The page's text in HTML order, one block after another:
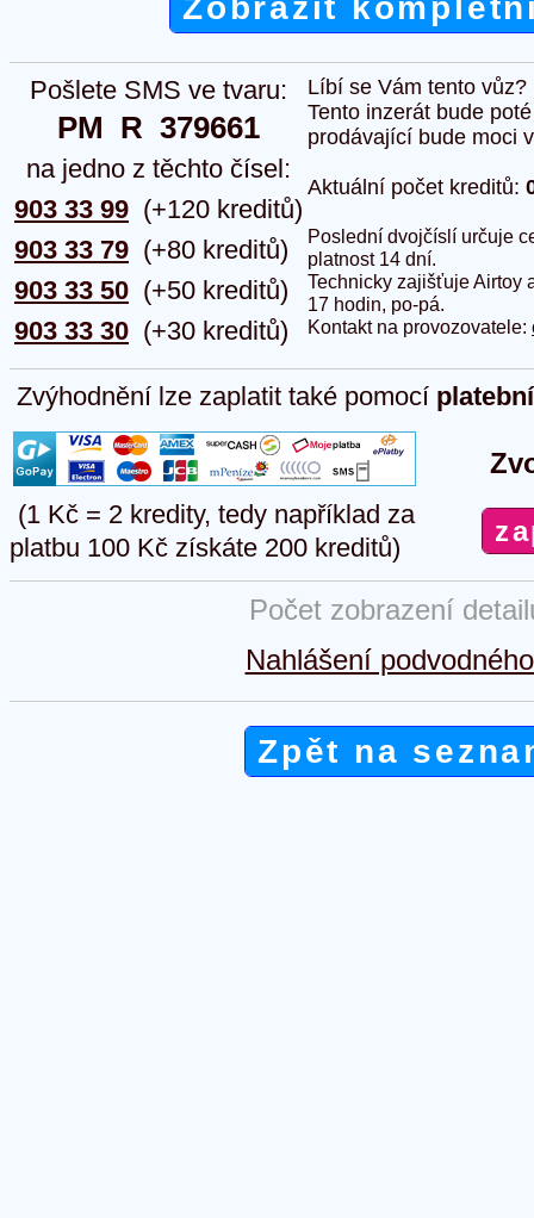
Zobrazit
Pošlete SMS ve tvaru:
PM  R  379661
na jedno z těchto čísel:
903 33 99
903 33 79
903 33 50
903 33 30
(+120 kreditů)
(+80 kreditů)
(+50 kreditů)
(+30 kreditů)
Líbí se Vám tento
Tento inzerát bude
prodávající bude moci
Aktuální počet kreditů:
Poslední dvojčíslí určuje
platnost 14 dní.
Technicky zajišťuje Airtoy
17 hodin, po-pá.
Kontakt na provozovatele:
Zvýhodnění lze zaplatit také pomocí
(1 Kč = 2 kredity, tedy například za
platbu 100 Kč získáte 200 kreditů)
Počet zobrazení
Nahlášení
Zpět na